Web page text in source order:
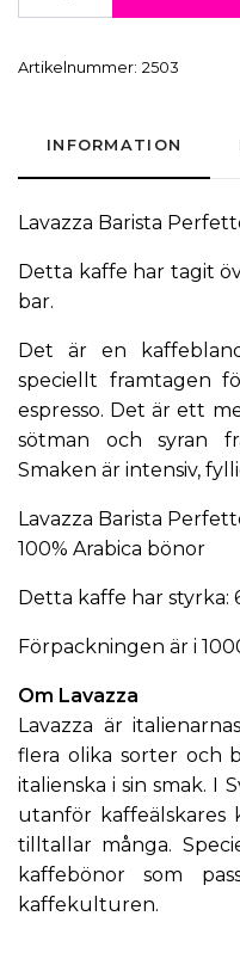
Artikelnummer: 2503
INFORMATION
Lavazza Barista
Detta kaffe har tagit
bar.
Det är en
speciellt framtagen
espresso. Det är ett
sötman och syran
Smaken är intensiv,
Lavazza Barista
100% Arabica bönor
Detta kaffe har styrka:
Förpackningen är i
Om Lavazza
Lavazza är
flera olika sorter och
italienska i sin smak. I
utanför kaffeälskares
tilltallar många.
kaffebönor som
kaffekulturen.